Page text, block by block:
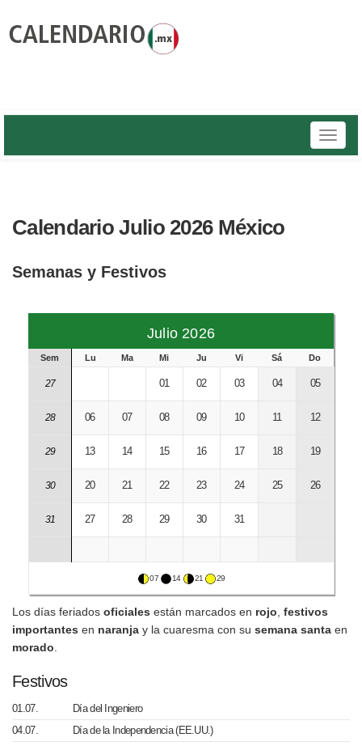
Toggle
Calendario Julio 2026 México
Semanas y Festivos
Julio 2026
Sem Lu Ma Mi Ju Vi Sá Do
27 01 02 03 04 05
28 06 07 08 09 10 11 12
29 13 14 15 16 17 18 19
30 20 21 22 23 24 25 26
31 27 28 29 30 31
07 14 21 29
Los días feriados oficiales están marcados en rojo festivos
importantes en naranja y la cuaresma con su semana santa en
morado
Festivos
01.07.
Día del Ingeniero
04.07.
Día de la Independencia (EE.UU.)